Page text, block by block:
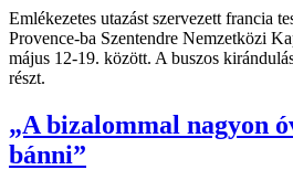
Emlékezetes utazást szervezett francia
Provence-ba Szentendre Nemzetközi
május 12-19. között. A buszos
részt.
„A bizalommal nagyon
bánni”